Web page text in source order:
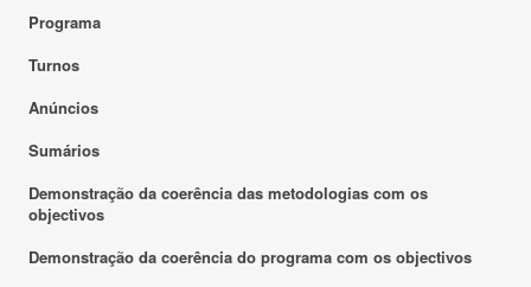
Programa
Turnos
Anúncios
Sumários
Demonstração da coerência das metodologias com os
objectivos
Demonstração da coerência do programa com os objectivos